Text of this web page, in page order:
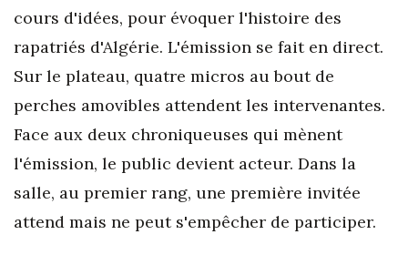
cours d'idées, pour évoquer l'histoire des
rapatriés d'Algérie. L'émission se fait en direct.
Sur le plateau, quatre micros au bout de
perches amovibles attendent les intervenantes.
Face aux deux chroniqueuses qui mènent
l'émission, le public devient acteur. Dans la
salle, au premier rang, une première invitée
attend mais ne peut s'empêcher de participer.